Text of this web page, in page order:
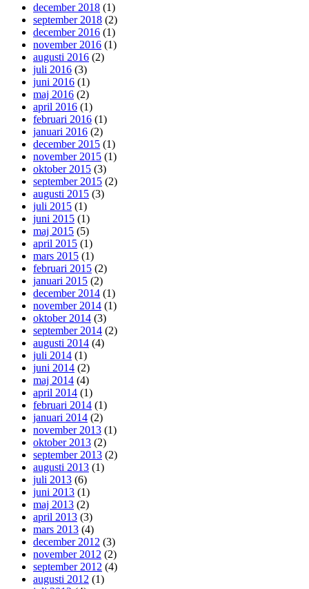
december 2018 (1)
september 2018 (2)
december 2016 (1)
november 2016 (1)
augusti 2016 (2)
juli 2016 (3)
juni 2016 (1)
maj 2016 (2)
april 2016 (1)
februari 2016 (1)
januari 2016 (2)
december 2015 (1)
november 2015 (1)
oktober 2015 (3)
september 2015 (2)
augusti 2015 (3)
juli 2015 (1)
juni 2015 (1)
maj 2015 (5)
april 2015 (1)
mars 2015 (1)
februari 2015 (2)
januari 2015 (2)
december 2014 (1)
november 2014 (1)
oktober 2014 (3)
september 2014 (2)
augusti 2014 (4)
juli 2014 (1)
juni 2014 (2)
maj 2014 (4)
april 2014 (1)
februari 2014 (1)
januari 2014 (2)
november 2013 (1)
oktober 2013 (2)
september 2013 (2)
augusti 2013 (1)
juli 2013 (6)
juni 2013 (1)
maj 2013 (2)
april 2013 (3)
mars 2013 (4)
december 2012 (3)
november 2012 (2)
september 2012 (4)
augusti 2012 (1)